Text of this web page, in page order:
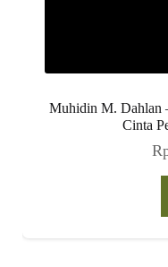
Muhidin M. Dahlan
Cinta